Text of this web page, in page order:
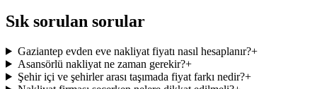
Sık sorulan sorular
Gaziantep evden eve nakliyat fiyatı nasıl hesaplanır?+
Asansörlü nakliyat ne zaman gerekir?+
Şehir içi ve şehirler arası taşımada fiyat farkı nedir?+